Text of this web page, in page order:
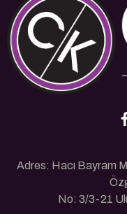
Adres: Hacı Bayram
No: 3/3-21